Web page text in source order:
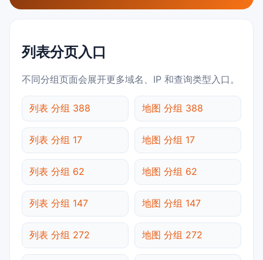
列表分页入口
不同分组页面会展开更多域名、IP 和查询类型入口。
列表 分组 388 地图 分组 388
列表 分组 17 地图 分组 17
列表 分组 62 地图 分组 62
列表 分组 147 地图 分组 147
列表 分组 272 地图 分组 272